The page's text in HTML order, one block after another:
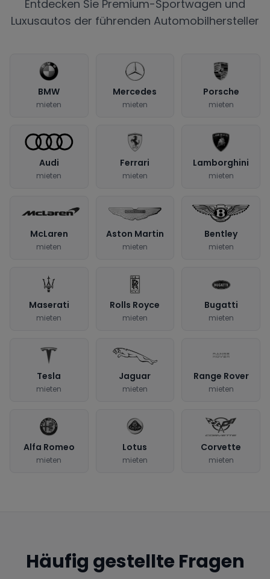
Entdecken Sie Premium-Sportwagen und
Luxusautos der führenden Automobilhersteller
BMW
mieten
Mercedes
mieten
Porsche
mieten
Audi
mieten
Ferrari
mieten
Lamborghini
mieten
McLaren
mieten
Aston Martin
mieten
Bentley
mieten
Maserati
mieten
Rolls Royce
mieten
Bugatti
mieten
Tesla
mieten
Jaguar
mieten
Range Rover
mieten
Alfa Romeo
mieten
Lotus
mieten
Corvette
mieten
Häufig gestellte Fragen